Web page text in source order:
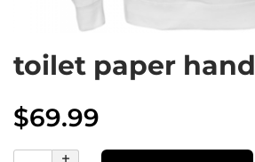
toilet paper hand
$69.99